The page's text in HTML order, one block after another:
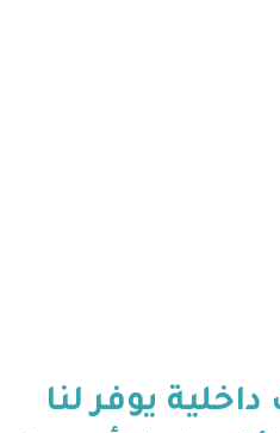
يوفر لنا